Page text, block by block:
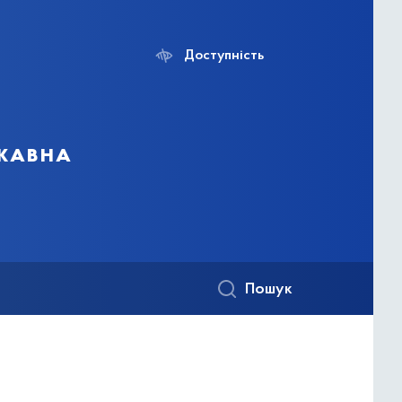
Доступність
Пошук